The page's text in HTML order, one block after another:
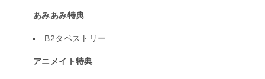
あみあみ特典
B2タペストリー
アニメイト特典